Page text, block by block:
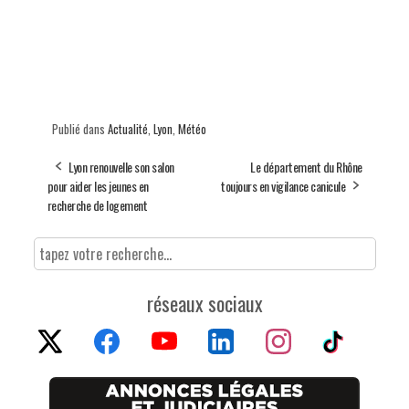
Publié dans Actualité Lyon Météo
Lyon renouvelle son salon
pour aider les jeunes en
recherche de logement
Le département du Rhône
toujours en vigilance canicule
réseaux sociaux